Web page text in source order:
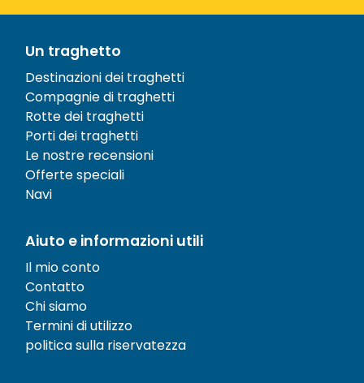
Un traghetto
Destinazioni dei traghetti
Compagnie di traghetti
Rotte dei traghetti
Porti dei traghetti
Le nostre recensioni
Offerte speciali
Navi
Aiuto e informazioni utili
Il mio conto
Contatto
Chi siamo
Termini di utilizzo
politica sulla riservatezza